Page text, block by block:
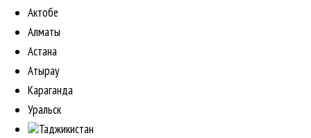
Актобе
Алматы
Астана
Атырау
Караганда
Уральск
Таджикистан